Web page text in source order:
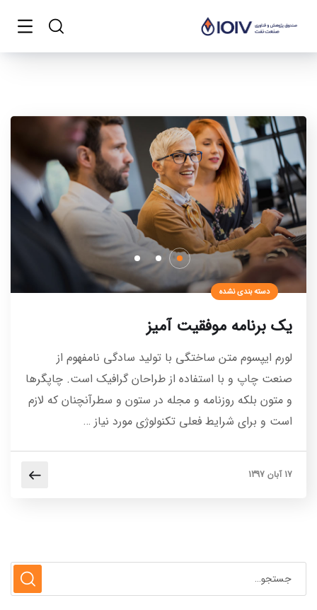
دسته بندی نشده
یک برنامه موفقیت آمیز
لورم ایپسوم متن ساختگی با تولید سادگی نامفهوم از
صنعت چاپ و با استفاده از طراحان گرافیک است. چاپگرها
و متون بلکه روزنامه و مجله در ستون و سطرآنچنان که لازم
است و برای شرایط فعلی تکنولوژی مورد نیاز …
17 آبان 1397